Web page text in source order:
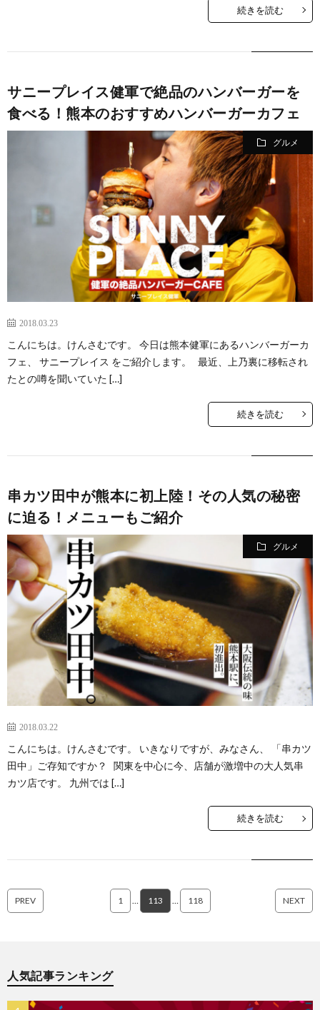
続きを読む
サニープレイス健軍で絶品のハンバーガーを
食べる！熊本のおすすめハンバーガーカフェ
グルメ
2018.03.23
こんにちは。けんさむです。 今日は熊本健軍にあるハンバーガーカ
フェ、 サニープレイス をご紹介します。 最近、上乃裏に移転され
たとの噂を聞いていた […]
続きを読む
串カツ田中が熊本に初上陸！その人気の秘密
に迫る！メニューもご紹介
グルメ
2018.03.22
こんにちは。けんさむです。 いきなりですが、みなさん、 「串カツ
田中」ご存知ですか？ 関東を中心に今、店舗が激増中の大人気串
カツ店です。 九州では […]
続きを読む
PREV 1 … 113 … 118 NEXT
人気記事ランキング